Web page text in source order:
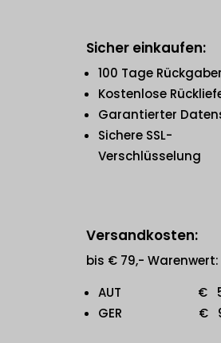
Sicher einkaufen:
100 Tage
Kostenlose
Garantierter
Sichere SSL-
Verschlüsselung
Versandkosten:
bis € 79,- Warenwert:
AUT €
GER €